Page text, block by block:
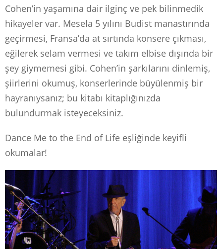
Cohen’in yaşamına dair ilginç ve pek bilinmedik
hikayeler var. Mesela 5 yılını Budist manastırında
geçirmesi, Fransa’da at sırtında konsere çıkması,
eğilerek selam vermesi ve takım elbise dışında bir
şey giymemesi gibi. Cohen’in şarkılarını dinlemiş,
şiirlerini okumuş, konserlerinde büyülenmiş bir
hayranıysanız; bu kitabı kitaplığınızda
bulundurmak isteyeceksiniz.
Dance Me to the End of Life eşliğinde keyifli
okumalar!